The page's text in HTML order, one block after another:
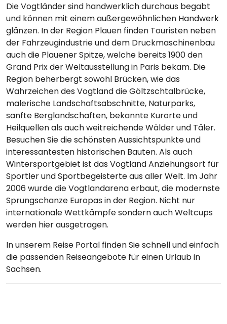
Die Vogtländer sind handwerklich durchaus begabt
und können mit einem außergewöhnlichen Handwerk
glänzen. In der Region Plauen finden Touristen neben
der Fahrzeugindustrie und dem Druckmaschinenbau
auch die Plauener Spitze, welche bereits 1900 den
Grand Prix der Weltausstellung in Paris bekam. Die
Region beherbergt sowohl Brücken, wie das
Wahrzeichen des Vogtland die Göltzschtalbrücke,
malerische Landschaftsabschnitte, Naturparks,
sanfte Berglandschaften, bekannte Kurorte und
Heilquellen als auch weitreichende Wälder und Täler.
Besuchen Sie die schönsten Aussichtspunkte und
interessantesten historischen Bauten. Als auch
Wintersportgebiet ist das Vogtland Anziehungsort für
Sportler und Sportbegeisterte aus aller Welt. Im Jahr
2006 wurde die Vogtlandarena erbaut, die modernste
Sprungschanze Europas in der Region. Nicht nur
internationale Wettkämpfe sondern auch Weltcups
werden hier ausgetragen.
In unserem Reise Portal finden Sie schnell und einfach
die passenden Reiseangebote für einen Urlaub in
Sachsen.